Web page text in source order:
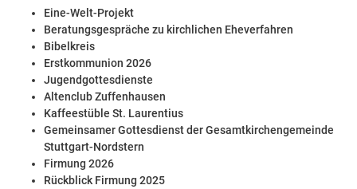
Eine-Welt-Projekt
Beratungsgespräche zu kirchlichen Eheverfahren
Bibelkreis
Erstkommunion 2026
Jugendgottesdienste
Altenclub Zuffenhausen
Kaffeestüble St. Laurentius
Gemeinsamer Gottesdienst der Gesamtkirchengemeinde
Stuttgart-Nordstern
Firmung 2026
Rückblick Firmung 2025